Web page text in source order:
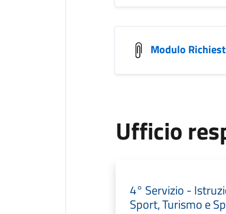
Modulo
Ufficio
4° Servizio -
Sport, Turismo e